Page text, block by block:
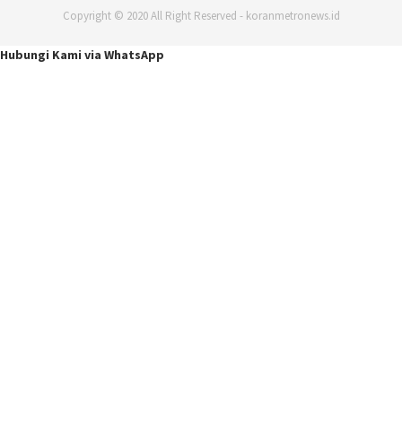
Copyright © 2020 All Right Reserved - koranmetronews.id
Hubungi Kami via WhatsApp